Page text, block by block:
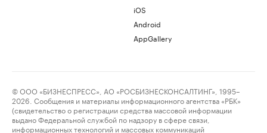
iOS
Android
AppGallery
© ООО «БИЗНЕСПРЕСС», АО «РОСБИЗНЕСКОНСАЛТИНГ», 1995–
2026. Сообщения и материалы информационного агентства «РБК»
(свидетельство о регистрации средства массовой информации
выдано Федеральной службой по надзору в сфере связи,
информационных технологий и массовых коммуникаций